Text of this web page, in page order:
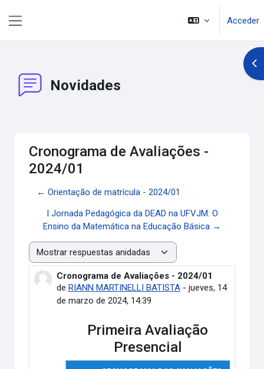
Acceder
Novidades
Cronograma de Avaliações -
2024/01
← Orientação de matrícula - 2024/01
I Jornada Pedagógica da DEAD na UFVJM: O
Ensino da Matemática na Educação Básica →
Mostrar modo
Cronograma de Avaliações - 2024/01
de RIANN MARTINELLI BATISTA- jueves, 14
de marzo de 2024, 14:39
Número de respuestas: 0
Primeira Avaliação
Presencial